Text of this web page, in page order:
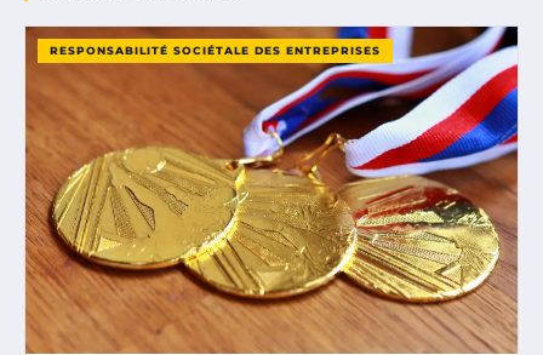
RESPONSABILITÉ SOCIÉTALE DES ENTREPRISES